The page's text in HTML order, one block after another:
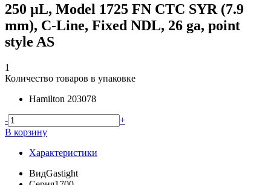
250 µL, Model 1725 FN CTC SYR (7.9
mm), C-Line, Fixed NDL, 26 ga, point
style AS
1
Количество товаров в упаковке
Hamilton 203078
-
+
В корзину
Характеристики
ВидGastight